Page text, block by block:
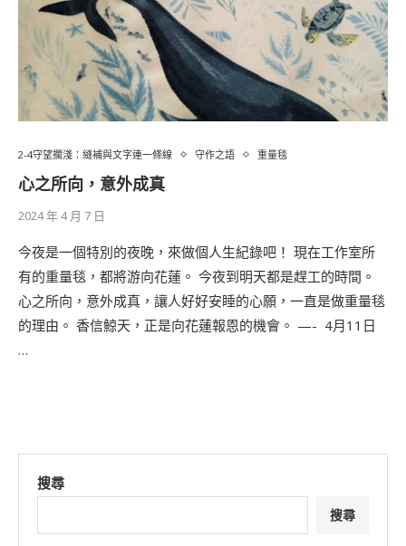
2-4守望擱淺：縫補與文字連一條線 守作之語 重量毯
心之所向，意外成真
2024 年 4 月 7 日
今夜是一個特別的夜晚，來做個人生紀錄吧！ 現在工作室所
有的重量毯，都將游向花蓮。 今夜到明天都是趕工的時間。
心之所向，意外成真，讓人好好安睡的心願，一直是做重量毯
的理由。 香信鯨天，正是向花蓮報恩的機會。 —- ​ 4月11日
…
搜尋
搜尋